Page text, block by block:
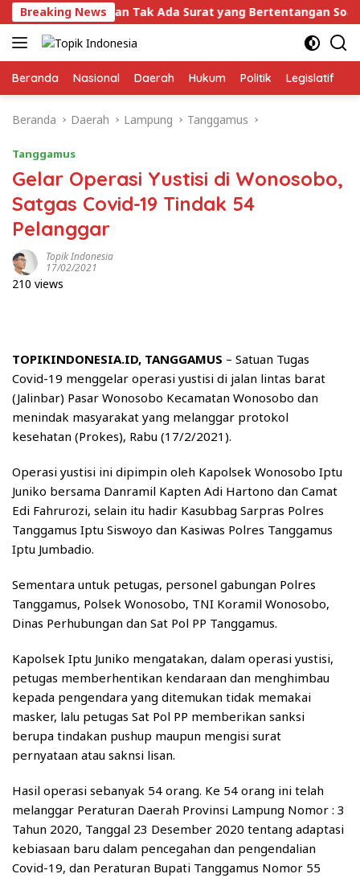
Langsung
ke
konten
Breaking News
Tegaskan Tak Ada Surat yang Bertentangan Soal
Beranda Nasional Daerah Hukum Politik Legislatif
Beranda Daerah Lampung Tanggamus
Tanggamus
Gelar Operasi Yustisi di Wonosobo,
Satgas Covid-19 Tindak 54
Pelanggar
Topik Indonesia
17/02/2021
210 views
TOPIKINDONESIA.ID, TANGGAMUS – Satuan Tugas
Covid-19 menggelar operasi yustisi di jalan lintas barat
(Jalinbar) Pasar Wonosobo Kecamatan Wonosobo dan
menindak masyarakat yang melanggar protokol
kesehatan (Prokes), Rabu (17/2/2021).
Operasi yustisi ini dipimpin oleh Kapolsek Wonosobo Iptu
Juniko bersama Danramil Kapten Adi Hartono dan Camat
Edi Fahrurozi, selain itu hadir Kasubbag Sarpras Polres
Tanggamus Iptu Siswoyo dan Kasiwas Polres Tanggamus
Iptu Jumbadio.
Sementara untuk petugas, personel gabungan Polres
Tanggamus, Polsek Wonosobo, TNI Koramil Wonosobo,
Dinas Perhubungan dan Sat Pol PP Tanggamus.
Kapolsek Iptu Juniko mengatakan, dalam operasi yustisi,
petugas memberhentikan kendaraan dan menghimbau
kepada pengendara yang ditemukan tidak memakai
masker, lalu petugas Sat Pol PP memberikan sanksi
berupa tindakan pushup maupun mengisi surat
pernyataan atau saknsi lisan.
Hasil operasi sebanyak 54 orang. Ke 54 orang ini telah
melanggar Peraturan Daerah Provinsi Lampung Nomor : 3
Tahun 2020, Tanggal 23 Desember 2020 tentang adaptasi
kebiasaan baru dalam pencegahan dan pengendalian
Covid-19, dan Peraturan Bupati Tanggamus Nomor 55